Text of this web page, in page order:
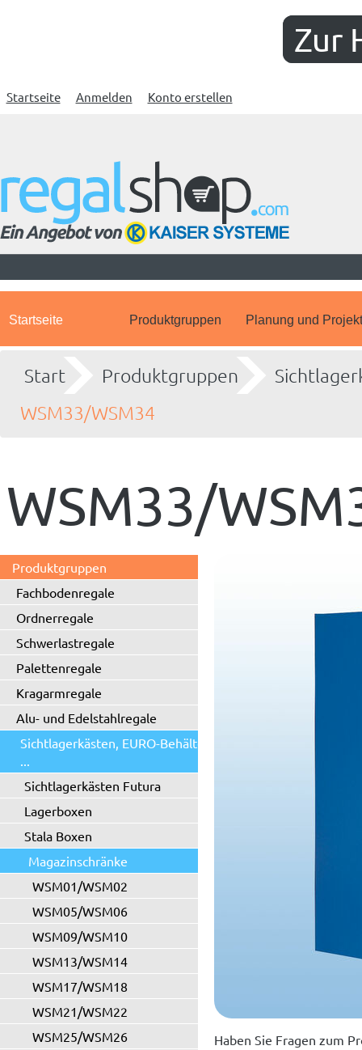
Zur
Startseite Anmelden Konto erstellen
Startseite Produktgruppen Planung und
Start Produktgruppen
WSM33/WSM34
WSM33/
Produktgruppen
Fachbodenregale
Ordnerregale
Schwerlastregale
Palettenregale
Kragarmregale
Alu- und Edelstahlregale
Sichtlagerkästen, EURO-Behälter
...
Sichtlagerkästen Futura
Lagerboxen
Stala Boxen
Magazinschränke
WSM01/WSM02
WSM05/WSM06
WSM09/WSM10
WSM13/WSM14
WSM17/WSM18
WSM21/WSM22
WSM25/WSM26
Haben Sie Fragen zum